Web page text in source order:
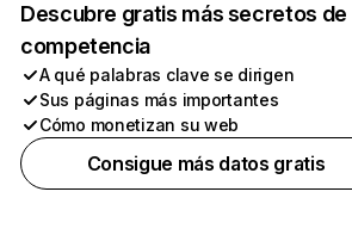
Descubre gratis más secretos de
competencia
A qué palabras clave se dirigen
Sus páginas más importantes
Cómo monetizan su web
Consigue más datos gratis